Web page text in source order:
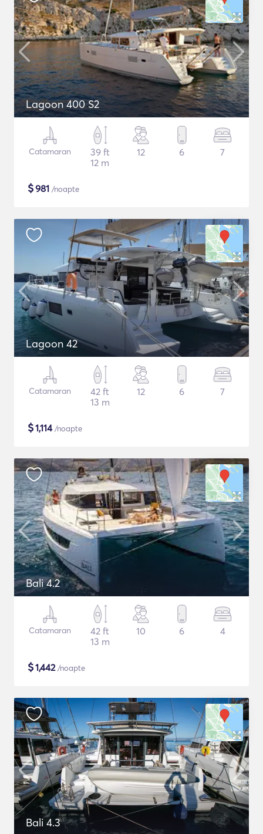
Lagoon 400 S2
Catamaran
39 ft
12 m
12 6 7
$981 /noapte
Lagoon 42
Catamaran
42 ft
13 m
12 6 7
$1,114/noapte
Bali 4.2
Catamaran
42 ft
13 m
10 6 4
$1,442/noapte
Bali 4.3